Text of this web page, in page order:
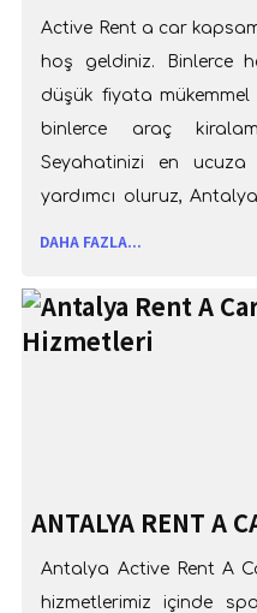
Active Rent a car
hoş geldiniz. Binlerce
düşük fiyata
binlerce araç
Seyahatinizi en
yardımcı oluruz,
DAHA FAZLA...
ANTALYA RENT A
Antalya Active Rent A
hizmetlerimiz içinde